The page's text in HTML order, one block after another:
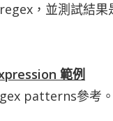
，並測試結果
範例
patterns參考。